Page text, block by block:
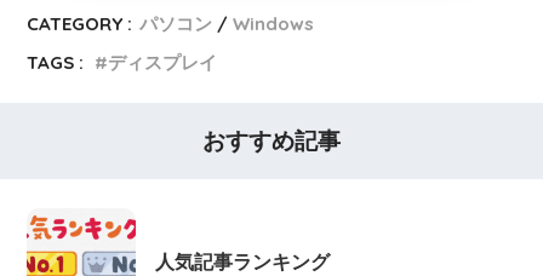
CATEGORY : パソコン
Windows
TAGS :
ディスプレイ
おすすめ記事
人気記事ランキング